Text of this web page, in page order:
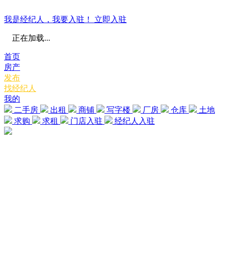
我是经纪人，我要入驻！ 立即入驻
正在加载...
首页
房产
发布
找经纪人
我的
二手房
出租 商铺 写字楼 厂房 仓库
土地
求购
求租 门店入驻 经纪人入驻